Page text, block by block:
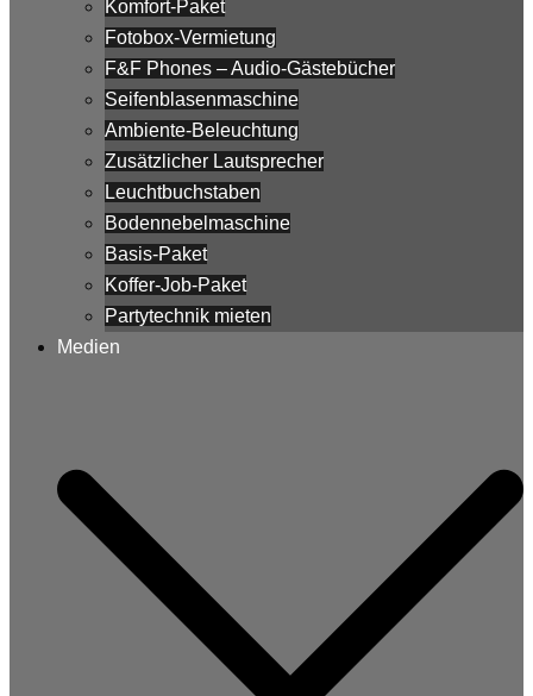
Komfort-Paket
Fotobox-Vermietung
F&F Phones – Audio-Gästebücher
Seifenblasenmaschine
Ambiente-Beleuchtung
Zusätzlicher Lautsprecher
Leuchtbuchstaben
Bodennebelmaschine
Basis-Paket
Koffer-Job-Paket
Partytechnik mieten
Medien